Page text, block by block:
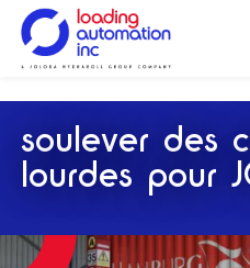
Automation
soulever des
lourdes pour